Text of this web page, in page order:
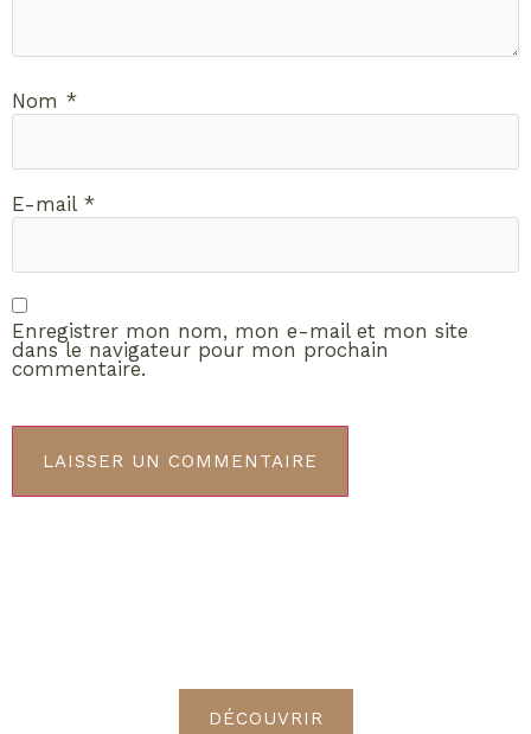
Nom *
E-mail *
Enregistrer mon nom, mon e-mail et mon site
dans le navigateur pour mon prochain
commentaire.
DÉCOUVRIR